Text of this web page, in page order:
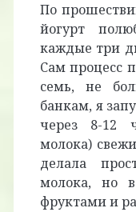
По
йогурт
каждые три
Сам процесс
семь, не
банкам, я
через 8-12
молока)
делала
молока, но
фруктами и